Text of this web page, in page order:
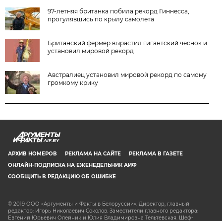
97-летняя британка побила рекорд Гиннесса,
прогулявшись по крылу самолета
Британский фермер вырастил гигантский чеснок и
установил мировой рекорд
Австралиец установил мировой рекорд по самому
громкому крику
AIF.BY
АРХИВ НОМЕРОВ РЕКЛАМА НА САЙТЕ
РЕКЛАМА В ГАЗЕТЕ
ОНЛАЙН-ПОДПИСКА НА ЕЖЕНЕДЕЛЬНИК АИФ
СООБЩИТЬ В РЕДАКЦИЮ ОБ ОШИБКЕ
© 2019 ООО «Аргументы и Факты в Белоруссии». Директор, главный
редактор: Игорь Николаевич Соколов. Заместители главного редактора:
Евгений Юрьевич Олейник и Юлия Владимировна Тельтевская. Шеф-